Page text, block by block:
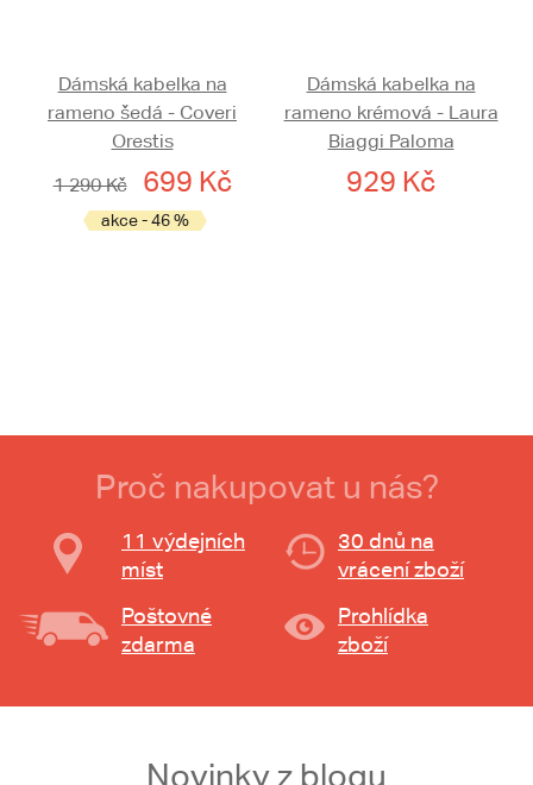
Dámská kabelka na
rameno šedá - Coveri
Orestis
1 290 Kč
699 Kč
akce - 46 %
Dámská kabelka na
rameno krémová - Laura
Biaggi Paloma
929 Kč
Proč nakupovat u nás?
11 výdejních
míst
30 dnů na
vrácení zboží
Poštovné
zdarma
Prohlídka
zboží
Novinky z blogu